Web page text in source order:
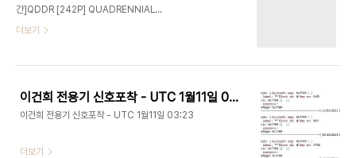
간]QDDR [242P] QUADRENNIAL
DIPLOMACY AND DEVELOPMENT REVIEW
더보기
이건희 전용기 신호포착 - UTC 1월11일 03:23
이건희 전용기 신호포착 - UTC 1월11일 03:23
더보기